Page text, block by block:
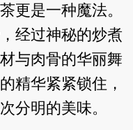
更是一种魔法。
经过神秘的炒煮
与肉骨的华丽舞
精华紧紧锁住，
分明的美味。